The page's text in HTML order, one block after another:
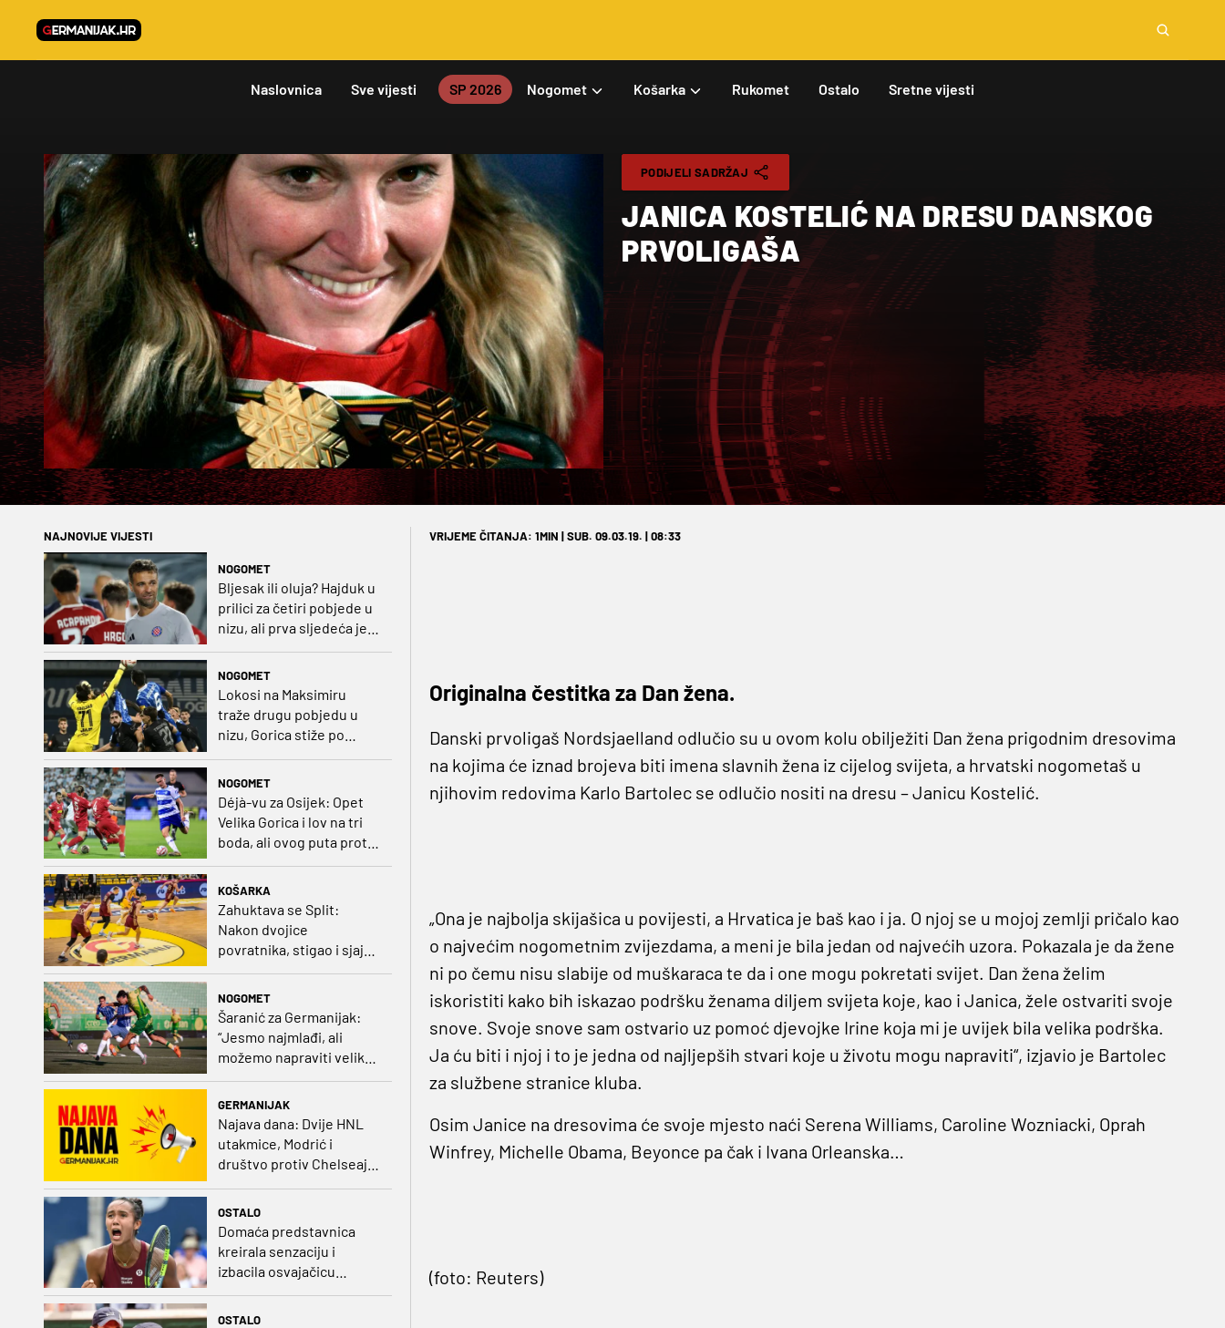
Naslovnica Sve vijesti SP 2026 Nogomet Košarka Rukomet Ostalo Sretne vijesti
PODIJELI SADRŽAJ
JANICA KOSTELIĆ NA DRESU DANSKOG
PRVOLIGAŠA
NAJNOVIJE VIJESTI
NOGOMET
Bljesak ili oluja? Hajduk u
prilici za četiri pobjede u
nizu, ali prva sljedeća je
NOGOMET
Lokosi na Maksimiru
traže drugu pobjedu u
nizu, Gorica stiže po
NOGOMET
Déjà-vu za Osijek: Opet
Velika Gorica i lov na tri
boda, ali ovog puta protiv
Rudeša
KOŠARKA
Zahuktava se Split:
Nakon dvojice
povratnika, stigao i sjajni
šuter
NOGOMET
Šaranić za Germanijak:
“Jesmo najmlađi, ali
možemo napraviti velike
sam danas“
GERMANIJAK
Najava dana: Dvije HNL
utakmice, Modrić i
društvo protiv Chelseaja,
OSTALO
Domaća predstavnica
kreirala senzaciju i
izbacila osvajačicu
Roland Garrosa
OSTALO
VRIJEME ČITANJA: 1MIN | SUB. 09.03.19. | 08:33
Originalna čestitka za Dan žena.
Danski prvoligaš Nordsjaelland odlučio su u ovom kolu obilježiti Dan žena prigodnim dresovima
na kojima će iznad brojeva biti imena slavnih žena iz cijelog svijeta, a hrvatski nogometaš u
njihovim redovima Karlo Bartolec se odlučio nositi na dresu – Janicu Kostelić.
„Ona je najbolja skijašica u povijesti, a Hrvatica je baš kao i ja. O njoj se u mojoj zemlji pričalo kao
o najvećim nogometnim zvijezdama, a meni je bila jedan od najvećih uzora. Pokazala je da žene
ni po čemu nisu slabije od muškaraca te da i one mogu pokretati svijet. Dan žena želim
iskoristiti kako bih iskazao podršku ženama diljem svijeta koje, kao i Janica, žele ostvariti svoje
snove. Svoje snove sam ostvario uz pomoć djevojke Irine koja mi je uvijek bila velika podrška.
Ja ću biti i njoj i to je jedna od najljepših stvari koje u životu mogu napraviti“, izjavio je Bartolec
za službene stranice kluba.
Osim Janice na dresovima će svoje mjesto naći Serena Williams, Caroline Wozniacki, Oprah
Winfrey, Michelle Obama, Beyonce pa čak i Ivana Orleanska…
(foto: Reuters)